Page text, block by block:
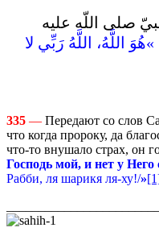
صلى اللّه عليه
‏»‏هُوَ اللَّهُ، اللَّهُ رَبِّي لا
335 — Передают со слов
что когда пророку, да
что-то внушало страх, он
Господь мой, и нет у Него
Рабби, ля шарикя ля-ху!/»